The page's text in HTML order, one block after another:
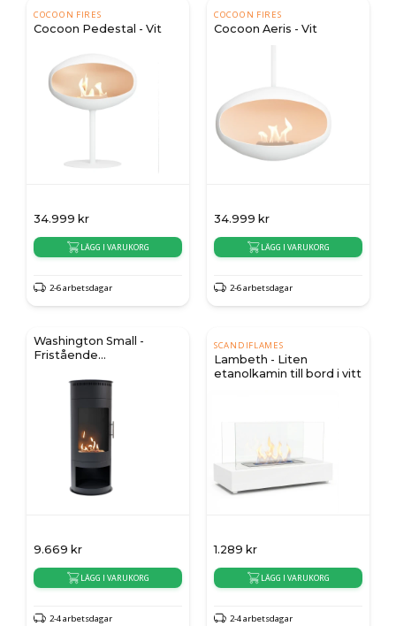
COCOON FIRES
Cocoon Pedestal - Vit
34.999 kr
LÄGG I VARUKORG
2-6 arbetsdagar
COCOON FIRES
Cocoon Aeris - Vit
34.999 kr
LÄGG I VARUKORG
2-6 arbetsdagar
Washington Small -
Fristående
9.669 kr
LÄGG I VARUKORG
2-4 arbetsdagar
SCANDIFLAMES
Lambeth - Liten
etanolkamin till bord i vitt
1.289 kr
LÄGG I VARUKORG
2-4 arbetsdagar